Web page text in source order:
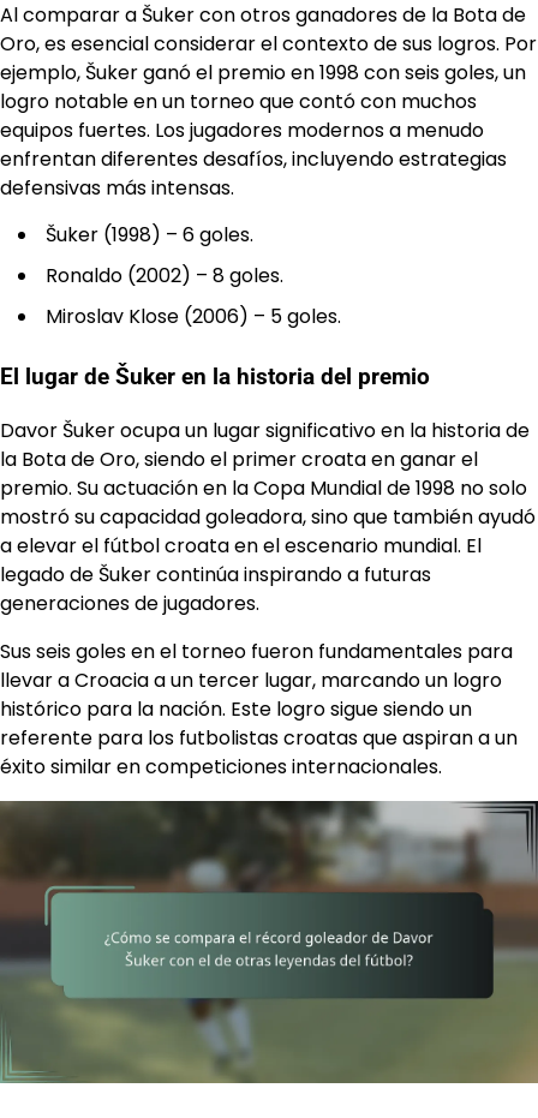
Al comparar a Šuker con otros ganadores de la Bota de
Oro, es esencial considerar el contexto de sus logros. Por
ejemplo, Šuker ganó el premio en 1998 con seis goles, un
logro notable en un torneo que contó con muchos
equipos fuertes. Los jugadores modernos a menudo
enfrentan diferentes desafíos, incluyendo estrategias
defensivas más intensas.
Šuker (1998) – 6 goles.
Ronaldo (2002) – 8 goles.
Miroslav Klose (2006) – 5 goles.
El lugar de Šuker en la historia del premio
Davor Šuker ocupa un lugar significativo en la historia de
la Bota de Oro, siendo el primer croata en ganar el
premio. Su actuación en la Copa Mundial de 1998 no solo
mostró su capacidad goleadora, sino que también ayudó
a elevar el fútbol croata en el escenario mundial. El
legado de Šuker continúa inspirando a futuras
generaciones de jugadores.
Sus seis goles en el torneo fueron fundamentales para
llevar a Croacia a un tercer lugar, marcando un logro
histórico para la nación. Este logro sigue siendo un
referente para los futbolistas croatas que aspiran a un
éxito similar en competiciones internacionales.